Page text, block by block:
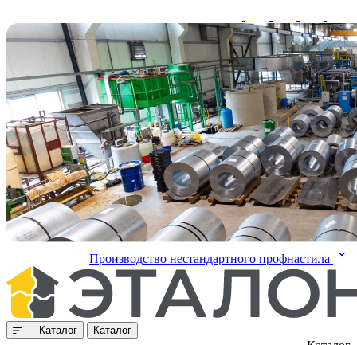
Производство нестандартного профнастила
Каталог Каталог